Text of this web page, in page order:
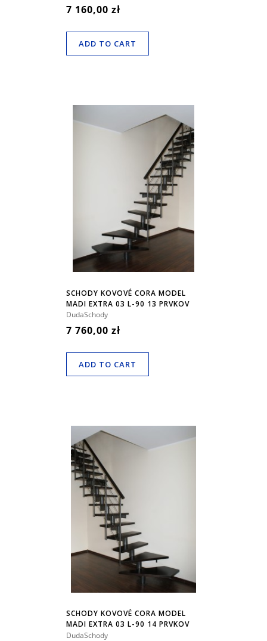
7 160,00 zł
ADD TO CART
SCHODY KOVOVÉ CORA MODEL
MADI EXTRA 03 L-90 13 PRVKOV
DudaSchody
7 760,00 zł
ADD TO CART
SCHODY KOVOVÉ CORA MODEL
MADI EXTRA 03 L-90 14 PRVKOV
DudaSchody